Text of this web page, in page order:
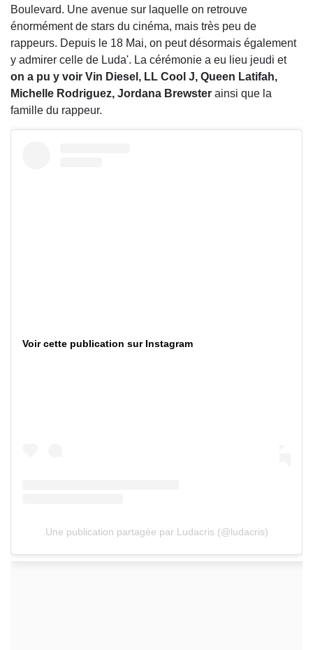
Boulevard. Une avenue sur laquelle on retrouve
énormément de stars du cinéma, mais très peu de
rappeurs. Depuis le 18 Mai, on peut désormais également
y admirer celle de Luda'. La cérémonie a eu lieu jeudi et
on a pu y voir Vin Diesel, LL Cool J, Queen Latifah,
Michelle Rodriguez, Jordana Brewster ainsi que la
famille du rappeur.
Voir cette publication sur Instagram
Une publication partagée par Ludacris (@ludacris)